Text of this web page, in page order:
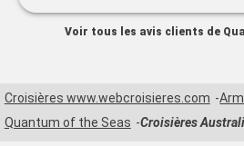
Voir tous les avis clients de
Croisières www.webcroisieres.com
Quantum of the Seas
Croisières